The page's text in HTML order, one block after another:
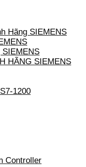
Hãng SIEMENS
SIEMENS
HÃNG SIEMENS
1200
Controller